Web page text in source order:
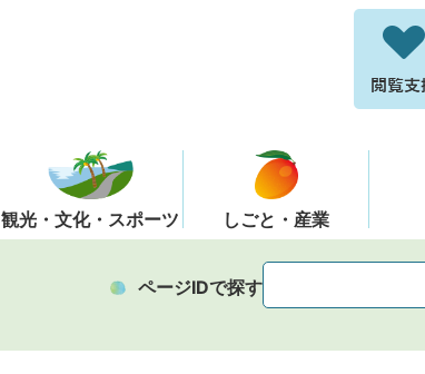
観光・文化・スポーツ しごと・産業
ページIDで探す